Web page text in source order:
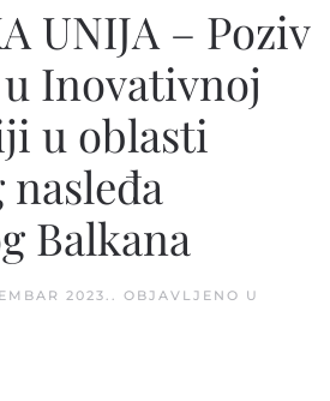
UNIJA – Poziv
u Inovativnoj
u oblasti
Balkana
2023. . OBJAVLJENO U